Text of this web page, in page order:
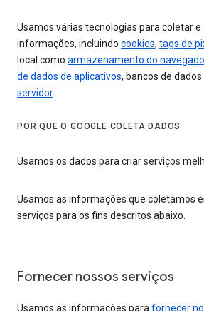
Usamos várias tecnologias para coletar
informações, incluindo cookies, tags de
local como armazenamento do
de dados de aplicativos, bancos de dados
servidor.
POR QUE O GOOGLE COLETA DADOS
Usamos os dados para criar serviços
Usamos as informações que coletamos
serviços para os fins descritos abaixo.
Fornecer nossos serviços
Usamos as informações para fornecer